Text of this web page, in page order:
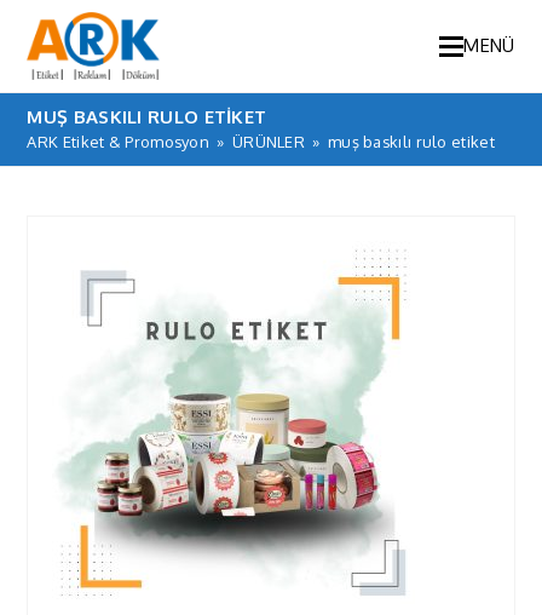
MENÜ
MUŞ BASKILI RULO ETIKET
ARK Etiket & Promosyon » ÜRÜNLER » muş baskılı rulo etiket